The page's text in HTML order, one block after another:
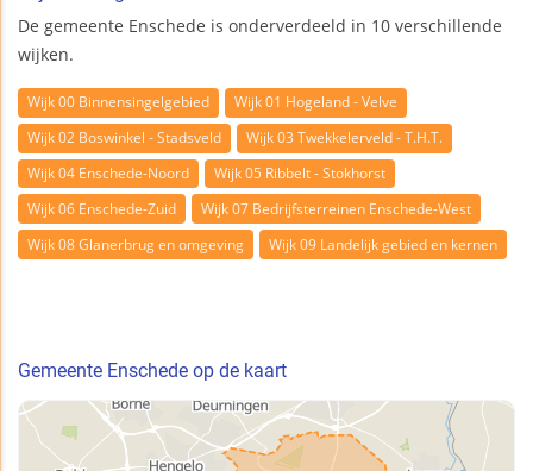
De gemeente Enschede is onderverdeeld in 10 verschillende
wijken.
Wijk 00 Binnensingelgebied
Wijk 01 Hogeland - Velve
Wijk 02 Boswinkel - Stadsveld
Wijk 03 Twekkelerveld - T.H.T.
Wijk 04 Enschede-Noord
Wijk 05 Ribbelt - Stokhorst
Wijk 06 Enschede-Zuid
Wijk 07 Bedrijfsterreinen Enschede-West
Wijk 08 Glanerbrug en omgeving
Wijk 09 Landelijk gebied en kernen
Gemeente Enschede op de kaart